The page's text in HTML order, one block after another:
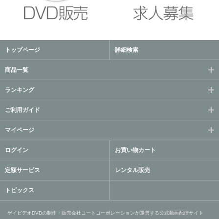
トップページ 詳細検索
商品一覧
ランキング
ご利用ガイド
マイページ
ログイン お買い物カート
定額サービス レンタル販売
トピックス
ゲイビデオDVDの制作・販売会社コートコーポレーションが運営する公式動画配信サイト